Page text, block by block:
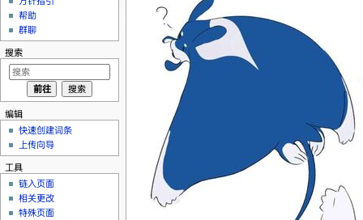
帮助
群聊
搜索
编辑
快速创建词条
上传向导
工具
链入页面
相关更改
特殊页面